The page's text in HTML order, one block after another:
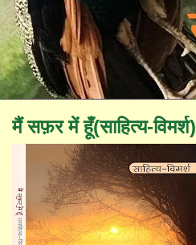
मैं सफ़र में हूँ(साहित्य-विमर्श)